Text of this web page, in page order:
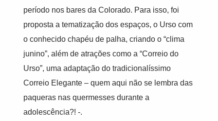
período nos bares da Colorado. Para isso, foi
proposta a tematização dos espaços, o Urso com
o conhecido chapéu de palha, criando o “clima
junino”, além de atrações como a “Correio do
Urso”, uma adaptação do tradicionalíssimo
Correio Elegante – quem aqui não se lembra das
paqueras nas quermesses durante a
adolescência?! -.